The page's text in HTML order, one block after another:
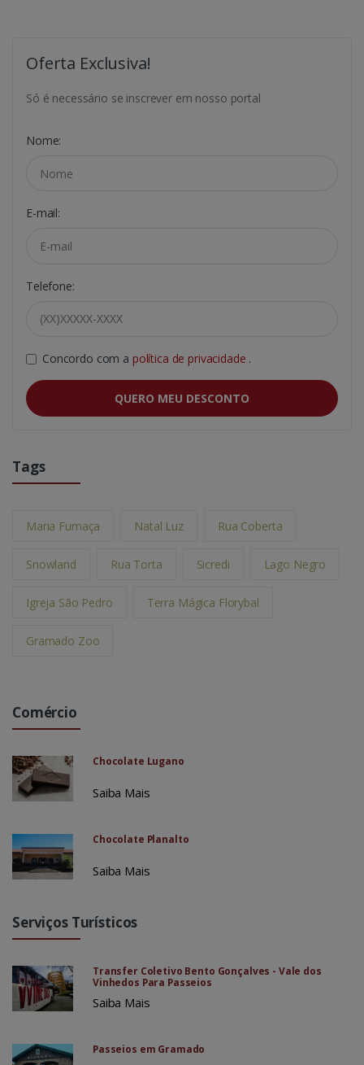
Oferta Exclusiva!
Só é necessário se inscrever em nosso portal
Nome:
E-mail:
Telefone:
Concordo com a política de privacidade .
QUERO MEU DESCONTO
Tags
Maria Fumaça Natal Luz Rua Coberta
Snowland Rua Torta Sicredi Lago Negro
Igreja São Pedro Terra Mágica Florybal
Gramado Zoo
Comércio
Chocolate Lugano
Saiba Mais
Chocolate Planalto
Saiba Mais
Serviços Turísticos
Transfer Coletivo Bento Gonçalves - Vale dos
Vinhedos Para Passeios
Saiba Mais
Passeios em Gramado